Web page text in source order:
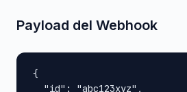
Payload del Webhook
{
  "id": "abc123xyz",